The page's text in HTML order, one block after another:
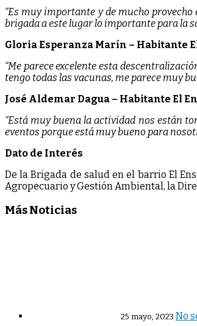
“Es muy importante y de mucho
brigada a este lugar lo importante para la
Gloria Esperanza Marín – Habitante
“Me parece excelente esta
tengo todas las vacunas, me parece muy
José Aldemar Dagua – Habitante El
“Está muy buena la actividad nos están
eventos porque está muy bueno para
Dato de Interés
De la Brigada de salud en el barrio El
Agropecuario y Gestión Ambiental, la
Más Noticias
25 mayo, 2023 No